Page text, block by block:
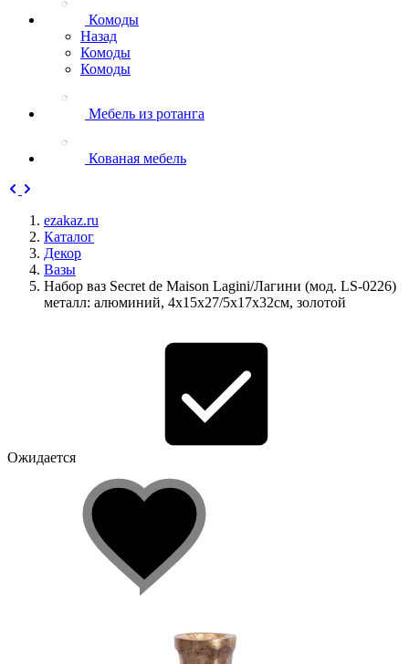
Комоды
Назад
Комоды
Комоды
Мебель из ротанга
Кованая мебель
ezakaz.ru
Каталог
Декор
Вазы
Набор ваз Secret de Maison Lagini/Лагини (мод. LS-0226)
металл: алюминий, 4х15х27/5х17х32см, золотой
Ожидается